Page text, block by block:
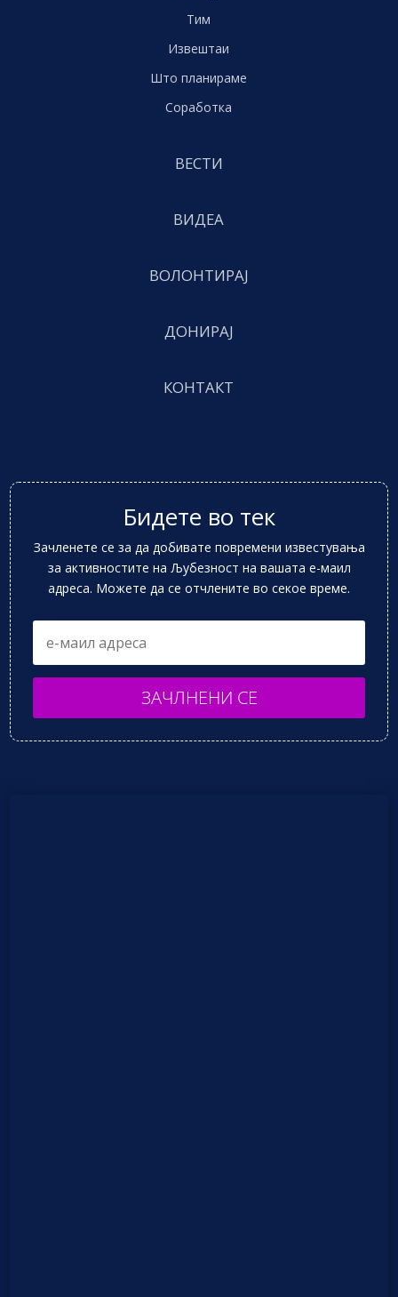
Тим
Извештаи
Што планираме
Соработка
ВЕСТИ
ВИДЕА
ВОЛОНТИРАЈ
ДОНИРАЈ
КОНТАКТ
Бидете во тек
Зачленете се за да добивате повремени известувања
за активностите на Љубезност на вашата е-маил
адреса. Можете да се отчлените во секое време.
ЗАЧЛНЕНИ СЕ